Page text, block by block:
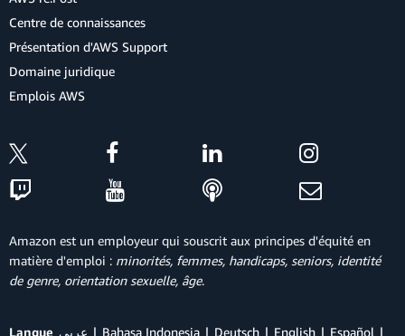
Centre de connaissances
Présentation d'AWS Support
Domaine juridique
Emplois AWS
Amazon est un employeur qui souscrit aux principes d'équité en
matière d'emploi : minorités, femmes, handicaps, seniors, identité
de genre, orientation sexuelle, âge.
Langue عربي Bahasa Indonesia Deutsch English Español